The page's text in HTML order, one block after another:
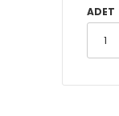
ADET